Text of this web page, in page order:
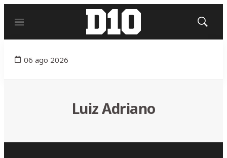
Menú
Mostrar
06 ago 2026
Luiz Adriano